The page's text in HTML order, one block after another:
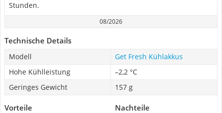
Stunden.
08/2026
Technische Details
Modell
Get Fresh Kühlakkus
Hohe Kühlleistung
–2,2 °C
Geringes Gewicht
157 g
Vorteile Nachteile